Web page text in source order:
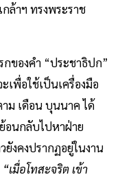
ล้าฯ ทรงพระราช
กของคำ “ประชาธิปก”
เพื่อใช้เป็นเครื่องมือ
าม เดือน บุนนาค ได้
อนกลับไปหาฝ่าย
งคงปรากฏอยู่ในงาน
“เมื่อโทสะจริต เข้า